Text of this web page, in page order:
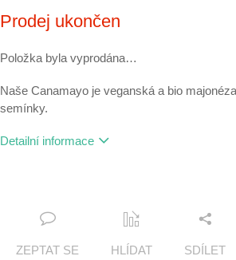
cena:
Prodej ukončen
Položka byla vyprodána…
Naše Canamayo je veganská a bio
semínky.
Detailní informace
ZEPTAT SE HLÍDAT SDÍLET